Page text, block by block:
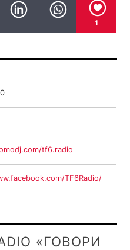
( ОСЕНЬ
1
tf6.radio
TF6Radio/
«ГОВОРИ